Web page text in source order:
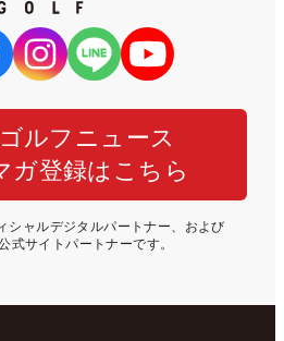
ルフニュース
ガ登録はこちら
シャルデジタルパートナー、および
式サイトパートナーです。